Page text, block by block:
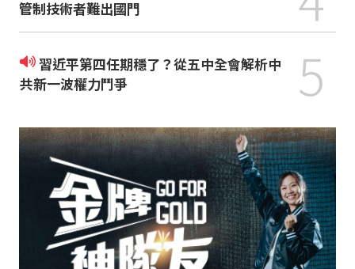
管制技術者難出國門
習近平第四任期穩了？從五中全會解析中
共新一波權力鬥爭
5